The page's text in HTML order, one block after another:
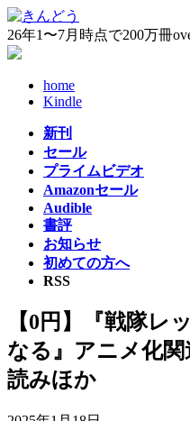
コ
ン
テ
ナ
ビ
ゲ
26年1〜7月時点で200万冊
home
Kindle
新刊
セール
プライムビデオ
Amazonセール
Audible
書評
お知らせ
初めての方へ
RSS
【0円】『戦隊レ
なる』アニメ化
読みほか